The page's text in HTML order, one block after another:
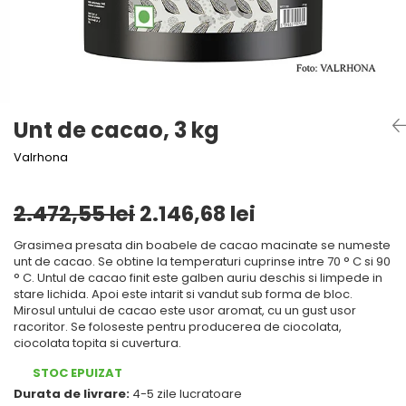
Mustar si specialitati din mustar
preparate
Otet balsamic
Otet Golles
Otet Weyers
Otet Wiberg Gastro
Piper
Produse de patiserie
Frisca si smantana
Sare
Sare de mare din Franta / Italia /
Strecuratoare, site, spumiere
Razatoare, peelere, feliatoare
Forme de copt
Placi de taiere
Cafetiere
Vase gatit speciale
Suporturi pentru oale
Tigai wok
Capace pentru vase de gatit
Vase cu inductie
Seturi de oale si tigai
Unt de cacao, 3 kg
Valrhona
2.472,55 lei2.146,68 lei
Grasimea presata din boabele de cacao macinate se numeste
unt de cacao. Se obtine la temperaturi cuprinse intre 70 ° C si 90
° C. Untul de cacao finit este galben auriu deschis si limpede in
stare lichida. Apoi este intarit si vandut sub forma de bloc.
Mirosul untului de cacao este usor aromat, cu un gust usor
racoritor. Se foloseste pentru producerea de ciocolata,
ciocolata topita si cuvertura.
STOC EPUIZAT
Durata de livrare: 4-5 zile lucratoare